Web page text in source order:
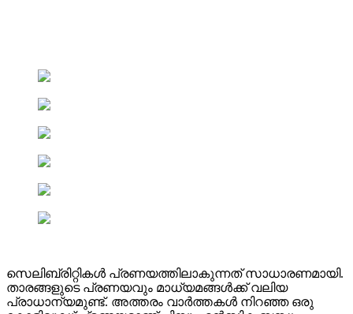
സെലിബ്രിറ്റികൾ പ്രണയത്തിലാകുന്നത് സാധാരണമായി.
താരങ്ങളുടെ പ്രണയവും മാധ്യമങ്ങൾക്ക് വലിയ
പ്രാധാന്യമുണ്ട്. അത്തരം വാർത്തകൾ നിറഞ്ഞ ഒരു